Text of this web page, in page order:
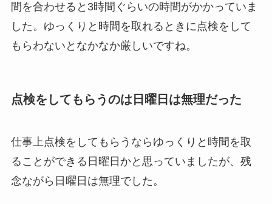
間を合わせると3時間ぐらいの時間がかかっていま
した。ゆっくりと時間を取れるときに点検をして
もらわないとなかなか厳しいですね。
点検をしてもらうのは日曜日は無理だった
仕事上点検をしてもらうならゆっくりと時間を取
ることができる日曜日かと思っていましたが、残
念ながら日曜日は無理でした。